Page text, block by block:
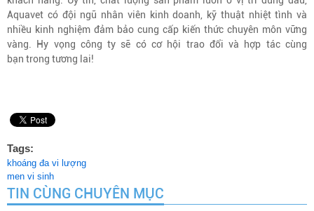
Aquavet có đội ngũ nhân viên kinh doanh, kỹ thuật nhiệt tình và
nhiều kinh nghiệm đảm bảo cung cấp kiến ​​thức chuyên môn vững
vàng. Hy vọng công ty sẽ có cơ hội trao đổi và hợp tác cùng
bạn trong tương lai!
Tags:
khoáng đa vi lượng
men vi sinh
TIN CÙNG CHUYÊN MỤC